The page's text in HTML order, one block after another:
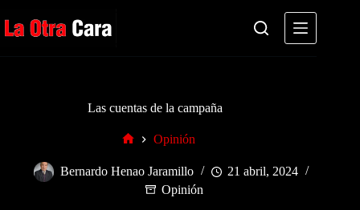
al
contenido
Las cuentas de la campaña
Opinión
Bernardo Henao Jaramillo
21 abril, 2024
Opinión